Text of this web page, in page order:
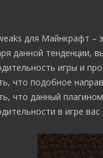
для Майнкрафт –
данной тенденции,
игры и
что подобное
что данный
в игре